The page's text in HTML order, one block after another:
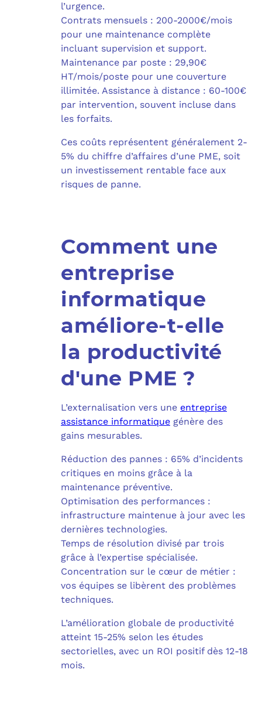
l’urgence.
Contrats mensuels : 200-2000€/mois
pour une maintenance complète
incluant supervision et support.
Maintenance par poste : 29,90€
HT/mois/poste pour une couverture
illimitée. Assistance à distance : 60-100€
par intervention, souvent incluse dans
les forfaits.
Ces coûts représentent généralement 2-
5% du chiffre d’affaires d’une PME, soit
un investissement rentable face aux
risques de panne.
Comment une
entreprise
informatique
améliore-t-elle
la productivité
d'une PME ?
L’externalisation vers une entreprise
assistance informatique génère des
gains mesurables.
Réduction des pannes : 65% d’incidents
critiques en moins grâce à la
maintenance préventive.
Optimisation des performances :
infrastructure maintenue à jour avec les
dernières technologies.
Temps de résolution divisé par trois
grâce à l’expertise spécialisée.
Concentration sur le cœur de métier :
vos équipes se libèrent des problèmes
techniques.
L’amélioration globale de productivité
atteint 15-25% selon les études
sectorielles, avec un ROI positif dès 12-18
mois.